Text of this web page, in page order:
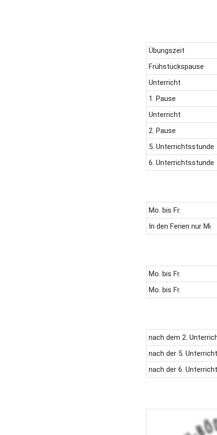
Übungszeit
Frühstückspause
Unterricht
1. Pause
Unterricht
2. Pause
5. Unterrichtsstunde
6. Unterrichtsstunde
Mo. bis Fr.
In den Ferien nur Mi.
Mo. bis Fr.
Mo. bis Fr.
nach dem 2.
nach der 5.
nach der 6.